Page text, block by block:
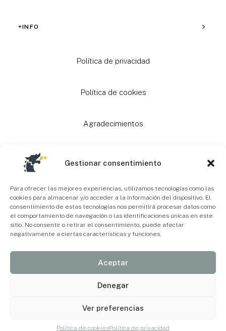
Gestionar consentimiento
Para ofrecer las mejores experiencias, utilizamos tecnologías como las
cookies para almacenar y/o acceder a la información del dispositivo. El
consentimiento de estas tecnologías nos permitirá procesar datos como
el comportamiento de navegación o las identificaciones únicas en este
sitio. No consentir o retirar el consentimiento, puede afectar
negativamente a ciertas características y funciones.
Aceptar
Denegar
Ver preferencias
Política de cookiesPolítica de privacidad
+INFO
Política de privacidad
Política de cookies
Agradecimientos
Mapa Web
Accesibilidad